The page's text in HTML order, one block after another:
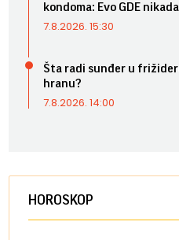
kondoma: Evo GDE
7.8.2026. 15:30
Šta radi sunđer u
hranu?
7.8.2026. 14:00
HOROSKOP